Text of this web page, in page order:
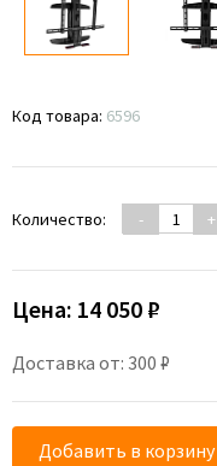
Код товара: 6596
Количество: - +
Цена: 14 050 ₽
Доставка от: 300 ₽
Добавить в корзину